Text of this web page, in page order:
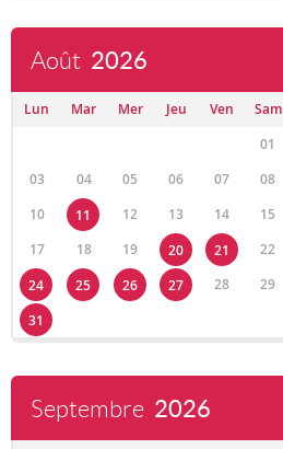
Août 2026
Lun Mar Mer Jeu Ven Sam
01
03
04 05 06 07 08
10
11 12 13 14 15
17
18 19 20 21 22
24
25 26 27 28 29
31
Septembre 2026